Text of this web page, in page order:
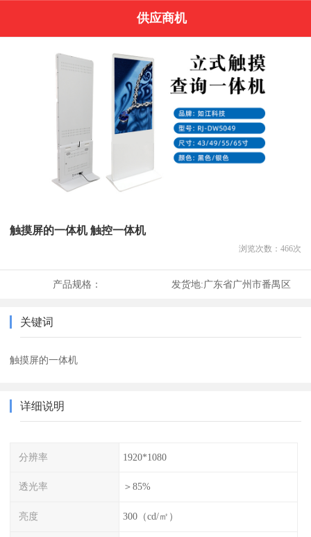
供应商机
触摸屏的一体机 触控一体机
浏览次数： 466次
产品规格： 发货地:广东省广州市番禺区
关键词
触摸屏的一体机
详细说明
分辨率 1920*1080
透光率 ＞85%
亮度 300（cd/㎡）